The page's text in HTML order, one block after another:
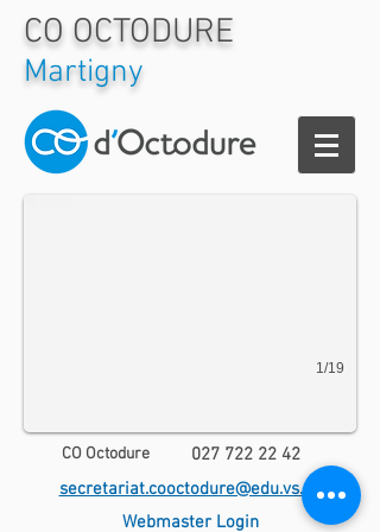
CO OCTODURE
Martigny
20180209_114611
1/19
CO Octodure
027 722 22 42
secretariat.cooctodure@edu.vs.ch
Webmaster Login